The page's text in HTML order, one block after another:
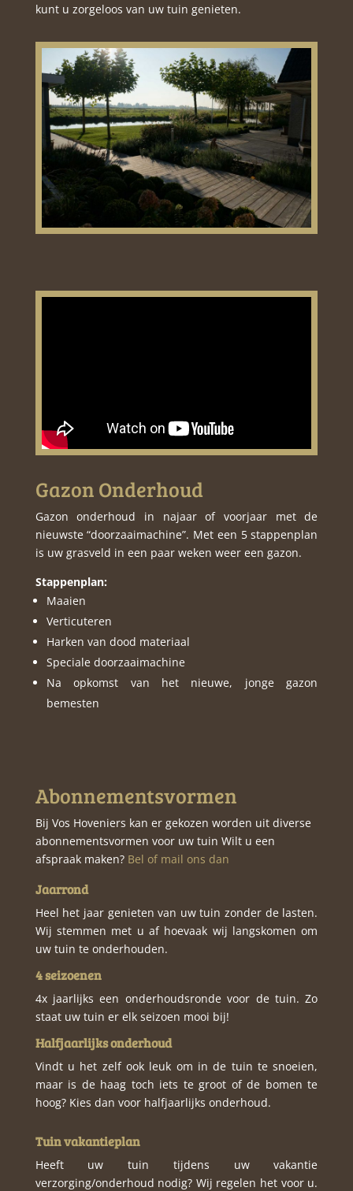
kunt u zorgeloos van uw tuin genieten.
Gazon Onderhoud
Gazon onderhoud in najaar of voorjaar met de
nieuwste “doorzaaimachine”. Met een 5 stappenplan
is uw grasveld in een paar weken weer een gazon.
Stappenplan:
Maaien
Verticuteren
Harken van dood materiaal
Speciale doorzaaimachine
Na opkomst van het nieuwe, jonge gazon
bemesten
Abonnementsvormen
Bij Vos Hoveniers kan er gekozen worden uit diverse
abonnementsvormen voor uw tuin Wilt u een
afspraak maken? Bel of mail ons dan
Jaarrond
Heel het jaar genieten van uw tuin zonder de lasten.
Wij stemmen met u af hoevaak wij langskomen om
uw tuin te onderhouden.
4 seizoenen
4x jaarlijks een onderhoudsronde voor de tuin. Zo
staat uw tuin er elk seizoen mooi bij!
Halfjaarlijks onderhoud
Vindt u het zelf ook leuk om in de tuin te snoeien,
maar is de haag toch iets te groot of de bomen te
hoog? Kies dan voor halfjaarlijks onderhoud.
Tuin vakantieplan
Heeft uw tuin tijdens uw vakantie
verzorging/onderhoud nodig? Wij regelen het voor u.